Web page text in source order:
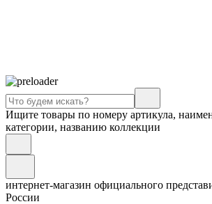
Ищите товары по номеру артикула,
категории, названию коллекции
интернет-магазин официального
России